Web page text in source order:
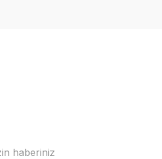
haberiniz